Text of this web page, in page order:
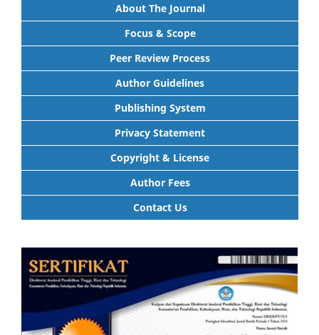
About The Journal
Focus & Scope
Peer Review Process
Author Guidelines
Publishing System
Privacy Statement
Copyright & License
Author Fees
Contact Us